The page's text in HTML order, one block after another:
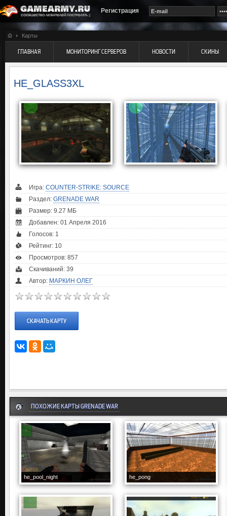
Регистрация
Карты
ГЛАВНАЯ МОНИТОРИНГ СЕРВЕРОВ НОВОСТИ СКИНЫ
HE_GLASS3XL
Игра: COUNTER-STRIKE: SOURCE
Раздел: GRENADE WAR
Размер: 9.27 МБ
Добавлен: 01 Апреля 2016
Голосов: 1
Рейтинг: 10
Просмотров: 857
Скачиваний: 39
Автор: МАРКИН ОЛЕГ
СКАЧАТЬ КАРТУ
ПОХОЖИЕ КАРТЫ GRENADE WAR
he_pool_night he_pong